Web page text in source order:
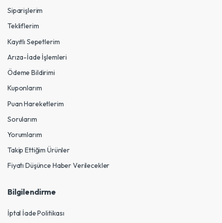
Siparişlerim
Tekliflerim
Kayıtlı Sepetlerim
Arıza-İade İşlemleri
Ödeme Bildirimi
Kuponlarım
Puan Hareketlerim
Sorularım
Yorumlarım
Takip Ettiğim Ürünler
Fiyatı Düşünce Haber Verilecekler
Bilgilendirme
İptal İade Politikası